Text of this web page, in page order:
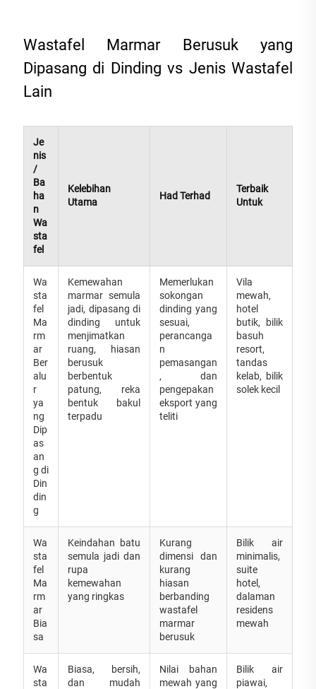
Wastafel Marmar Berusuk yang
Dipasang di Dinding vs Jenis Wastafel
Lain
Je
nis
/
Ba
ha
n
Wa
sta
fel
Kelebihan
Utama
Had Terhad
Terbaik
Untuk
Wa
sta
fel
Ma
rm
ar
Ber
alu
r
ya
ng
Dip
as
an
g di
Din
din
g
Kemewahan
marmar semula
jadi, dipasang di
dinding untuk
menjimatkan
ruang, hiasan
berusuk
berbentuk
patung, reka
bentuk bakul
terpadu
Memerlukan
sokongan
dinding yang
sesuai,
perancanga
n
pemasangan
, dan
pengepakan
eksport yang
teliti
Vila
mewah,
hotel
butik, bilik
basuh
resort,
tandas
kelab, bilik
solek kecil
Wa
sta
fel
Ma
rm
ar
Bia
sa
Keindahan batu
semula jadi dan
rupa
kemewahan
yang ringkas
Kurang
dimensi dan
kurang
hiasan
berbanding
wastafel
marmar
berusuk
Bilik air
minimalis,
suite
hotel,
dalaman
residens
mewah
Wa
sta
Biasa, bersih,
dan mudah
Nilai bahan
mewah yang
Bilik air
piawai,